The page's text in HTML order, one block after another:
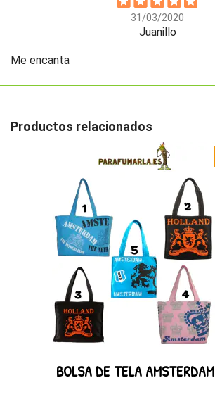
31/03/2020
Juanillo
Me encanta
Productos relacionados
BOLSA DE TELA AMSTERDAM